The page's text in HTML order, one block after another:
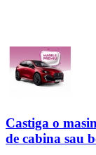
Castiga o
de cabina sau